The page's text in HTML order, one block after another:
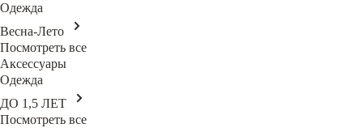
Одежда
Весна-Лето
Посмотреть все
Аксессуары
Одежда
ДО 1,5 ЛЕТ
Посмотреть все